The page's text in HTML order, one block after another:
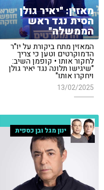
מאזין: "יאיר גולן
הסית נגד ראש
הממשלה"
המאזין מתח ביקורת על יו"ר
הדמוקרטים וטען כי צריך
לחקור אותו • קופמן השיב:
"שיגישו תלונה נגד יאיר גולן
ויחקרו אותו"
13/02/2025
ינון מגל ובן כספית